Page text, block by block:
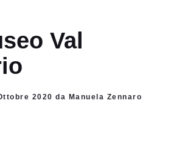
Val
2020 da Manuela Zennaro